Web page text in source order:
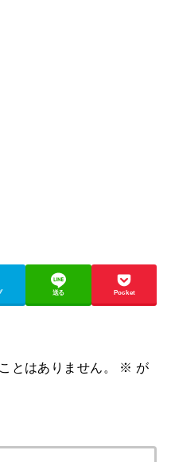
送る Pocket
とはありません。 ※ が